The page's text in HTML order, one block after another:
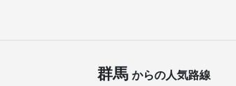
群馬 からの人気路線